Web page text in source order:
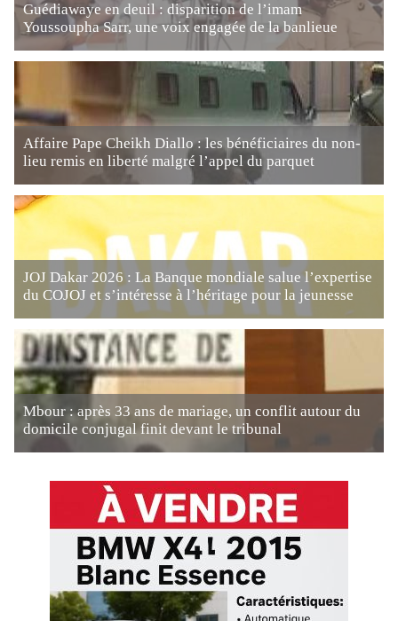
Guédiawaye en deuil : disparition de l’imam
Youssoupha Sarr, une voix engagée de la banlieue
Affaire Pape Cheikh Diallo : les bénéficiaires du non-
lieu remis en liberté malgré l’appel du parquet
JOJ Dakar 2026 : La Banque mondiale salue l’expertise
du COJOJ et s’intéresse à l’héritage pour la jeunesse
Mbour : après 33 ans de mariage, un conflit autour du
domicile conjugal finit devant le tribunal